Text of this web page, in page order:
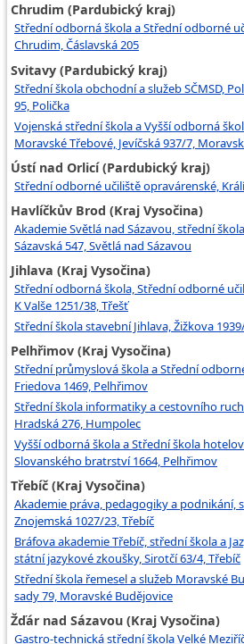
Chrudim (Pardubický kraj)
Střední odborná škola a Střední odborné
Chrudim, Čáslavská 205
Svitavy (Pardubický kraj)
Střední škola obchodní a služeb SČMSD,
95, Polička
Vojenská střední škola a Vyšší odborná
Moravské Třebové, Jevíčská 937/7,
Ústí nad Orlicí (Pardubický kraj)
Střední odborné učiliště opravárenské,
Havlíčkův Brod (Kraj Vysočina)
Akademie Světlá nad Sázavou, střední
Sázavská 547, Světlá nad Sázavou
Jihlava (Kraj Vysočina)
Střední odborná škola, Střední odborné
K Valše 1251/38, Třešť
Střední škola stavební Jihlava, Žižkova
Pelhřimov (Kraj Vysočina)
Střední průmyslová škola a Střední
Friedova 1469, Pelhřimov
Střední škola informatiky a cestovního
Hradská 276, Humpolec
Vyšší odborná škola a Střední škola
Slovanského bratrství 1664, Pelhřimov
Třebíč (Kraj Vysočina)
Akademie práva, pedagogiky a podnikání,
Znojemská 1027/23, Třebíč
Bráfova akademie Třebíč, střední škola a
státní jazykové zkoušky, Sirotčí 63/4, Třebíč
Střední škola řemesel a služeb Moravské
sady 79, Moravské Budějovice
Žďár nad Sázavou (Kraj Vysočina)
Gastro-technická střední škola Velké